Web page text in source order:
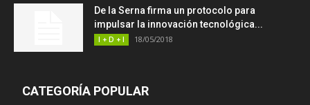
De la Serna firma un protocolo para
impulsar la innovación tecnológica...
I + D + I 18/05/2018
CATEGORÍA POPULAR